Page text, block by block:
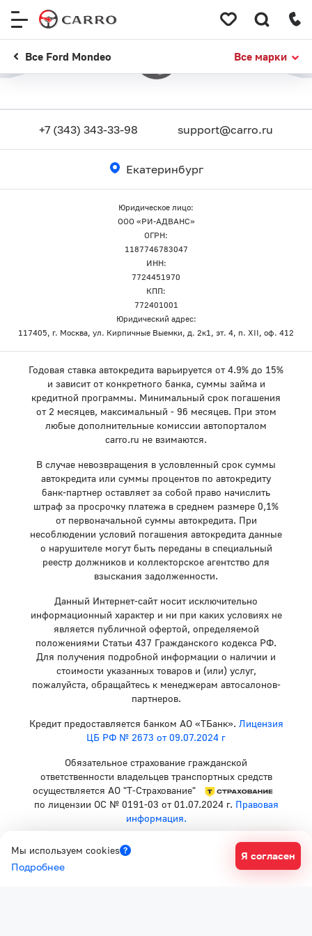
Все Ford Mondeo Все марки
+7 (343) 343-33-98 support@carro.ru
Екатеринбург
Юридическое лицо:
ООО «РИ-АДВАНС»
ОГРН:
1187746783047
ИНН:
7724451970
КПП:
772401001
Юридический адрес:
117405, г. Москва, ул. Кирпичные Выемки, д. 2к1, эт. 4, п. XII, оф. 412
Годовая ставка автокредита варьируется от 4.9% до 15%
и зависит от конкретного банка, суммы займа и
кредитной программы. Минимальный срок погашения
от 2 месяцев, максимальный - 96 месяцев. При этом
любые дополнительные комиссии автопорталом
carro.ru не взимаются.
В случае невозвращения в условленный срок суммы
автокредита или суммы процентов по автокредиту
банк-партнер оставляет за собой право начислить
штраф за просрочку платежа в среднем размере 0,1%
от первоначальной суммы автокредита. При
несоблюдении условий погашения автокредита данные
о нарушителе могут быть переданы в специальный
реестр должников и коллекторское агентство для
взыскания задолженности.
Данный Интернет-сайт носит исключительно
информационный характер и ни при каких условиях не
является публичной офертой, определяемой
положениями Статьи 437 Гражданского кодекса РФ.
Для получения подробной информации о наличии и
стоимости указанных товаров и (или) услуг,
пожалуйста, обращайтесь к менеджерам автосалонов-
партнеров.
Кредит предоставляется банком АО «ТБанк». Лицензия
ЦБ РФ № 2673 от 09.07.2024 г
Обязательное страхование гражданской
ответственности владельцев транспортных средств
осуществляется АО "Т-Страхование"
по лицензии ОС № 0191-03 от 01.07.2024 г. Правовая
информация.
Политика конфиденциальности
Согласие на рекламную рассылку
Мы используем cookies
Подробнее
Я согласен